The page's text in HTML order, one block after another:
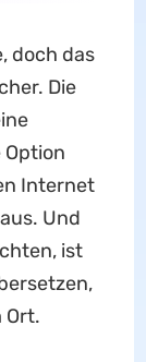
doch das
Die
Internet
Und
ist
Ort.